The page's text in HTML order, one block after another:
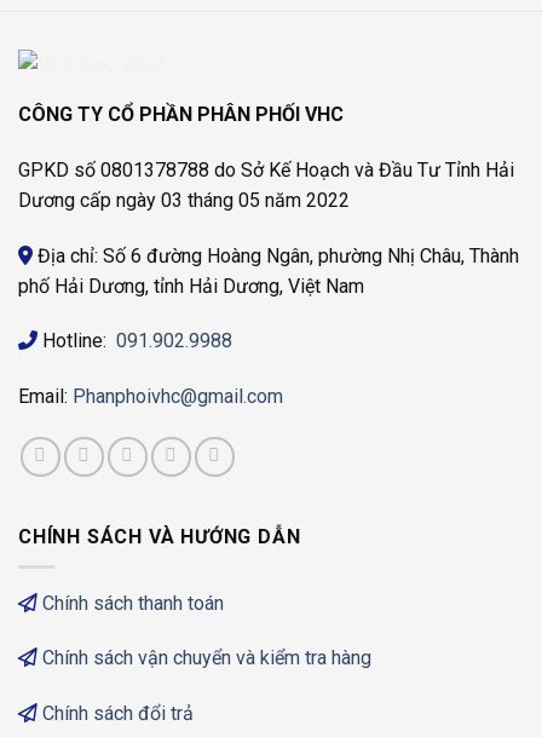
CÔNG TY CỔ PHẦN PHÂN PHỐI VHC
GPKD số 0801378788 do Sở Kế Hoạch và Đầu Tư Tỉnh Hải
Dương cấp ngày 03 tháng 05 năm 2022
Địa chỉ: Số 6 đường Hoàng Ngân, phường Nhị Châu, Thành
phố Hải Dương, tỉnh Hải Dương, Việt Nam
Hotline: 091.902.9988
Email: Phanphoivhc@gmail.com
CHÍNH SÁCH VÀ HƯỚNG DẪN
Chính sách thanh toán
Chính sách vận chuyển và kiểm tra hàng
Chính sách đổi trả